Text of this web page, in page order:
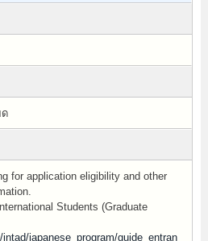
ด
for application eligibility and other
Students (Graduate
japanese_program/guide_entran